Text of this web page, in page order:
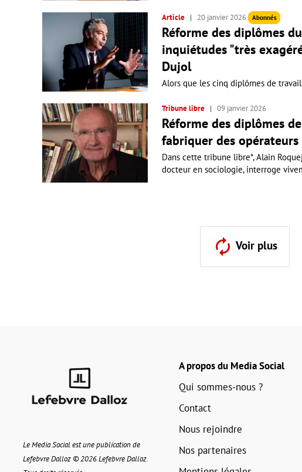
Article 20 janvier 2026 Abonnés
Réforme des diplômes
inquiétudes "très
Dujol
Alors que les cinq diplômes de
Tribune libre 09 janvier 2026
Réforme des diplômes
fabriquer des opérateurs
Dans cette tribune libre*, Alain
docteur en sociologie, interroge
Voir plus
Le Media Social est une publication de
Lefebvre Dalloz © 2026 Lefebvre Dalloz.
A propos du Media Social
Qui sommes-nous ?
Contact
Nous rejoindre
Nos partenaires